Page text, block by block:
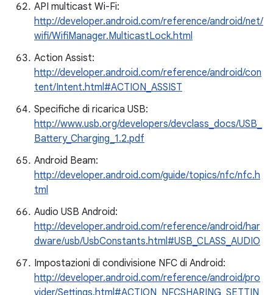
API multicast Wi-Fi:
http://developer.android.com/reference/android/net/
wifi/WifiManager.MulticastLock.html
Action Assist:
http://developer.android.com/reference/android/con
tent/Intent.html#ACTION_ASSIST
Specifiche di ricarica USB:
http://www.usb.org/developers/devclass_docs/USB_
Battery_Charging_1.2.pdf
Android Beam:
http://developer.android.com/guide/topics/nfc/nfc.h
tml
Audio USB Android:
http://developer.android.com/reference/android/har
dware/usb/UsbConstants.html#USB_CLASS_AUDIO
Impostazioni di condivisione NFC di Android:
http://developer.android.com/reference/android/pro
vider/Settings.html#ACTION_NFCSHARING_SETTIN